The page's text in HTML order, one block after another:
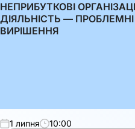
НЕПРИБУТКОВІ
ДІЯЛЬНІСТЬ —
ВИРІШЕННЯ
1 липня 10:00